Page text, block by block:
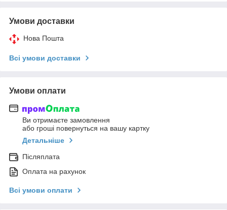
Умови доставки
Нова Пошта
Всі умови доставки
Умови оплати
Ви отримаєте замовлення
або гроші повернуться на вашу картку
Детальніше
Післяплата
Оплата на рахунок
Всі умови оплати